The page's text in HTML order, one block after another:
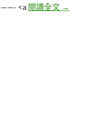
——- <a 閱讀全文 五張看似正
→